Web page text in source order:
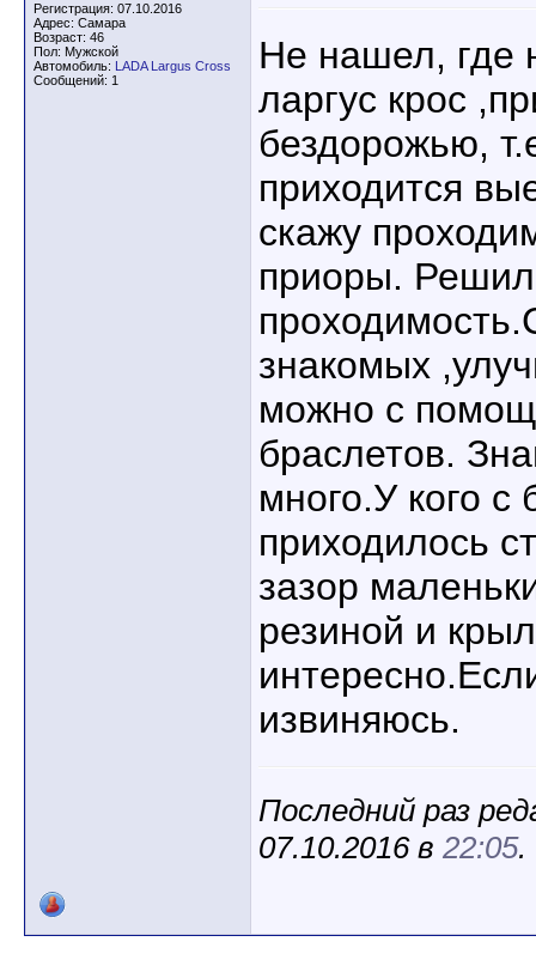
Регистрация: 07.10.2016
Адрес: Самара
Возраст: 46
Пол: Мужской
Автомобиль: LADA Largus Cross
Сообщений: 1
Не нашел, где
ларгус крос
бездорожью,
приходится
скажу
приоры.
знакомых
можно с
браслетов.
много.У кого с
приходилось
зазор
резиной и
извиняюсь.
Последний раз
07.10.2016 в 22:05.